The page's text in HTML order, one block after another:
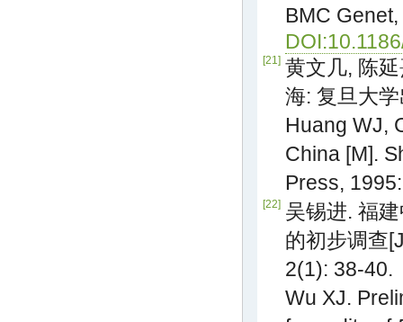
BMC
[21] 黄文几, 陈
海: 复旦大
Huang WJ,
China [M].
Press,
[22] 吴锡进. 福
的初步调查
2(1): 38-40.
Wu XJ.